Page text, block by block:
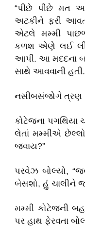
“પીછે પીછે મત
અટકીને ફરી
એટલે મમ્મી
કળશ એણે લઈ
આપી. આ મદદના
સાથે આવવાની હતી.
નસીબસંજોગે ત્રણ
કોટેજના પગથિયા
લેતાં મમ્મીએ છેલ્લો
જવાય?”
પરવેઝ બોલ્યો,
બેસશો, હું ચાલીને
મમ્મી કોટેજની
પર હાથ ફેરવતા